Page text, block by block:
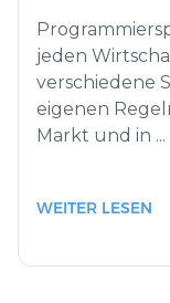
jeden
verschiedene
eigenen
Markt und in ...
WEITER LESEN